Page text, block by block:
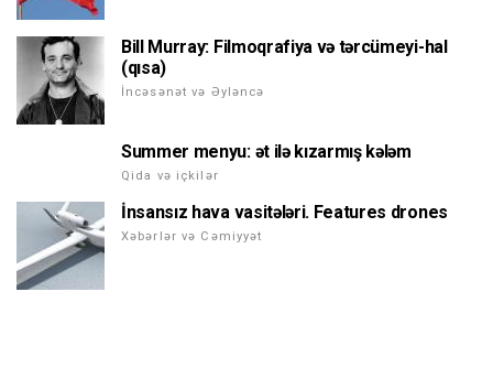
Bill Murray: Filmoqrafiya və tərcümeyi-hal
(qısa)
İncəsənət və Əyləncə
Summer menyu: ət ilə kızarmış kələm
Qida və içkilər
İnsansız hava vasitələri. Features drones
Xəbərlər və Cəmiyyət